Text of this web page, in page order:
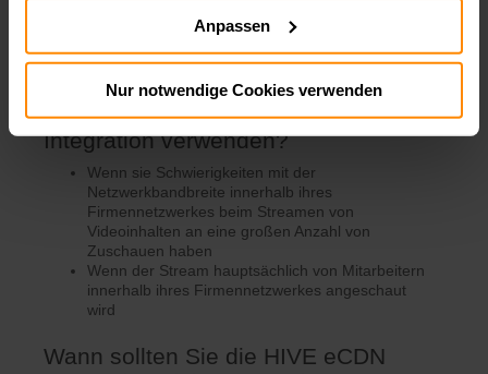
Anpassen
Nur notwendige Cookies verwenden
Wann sollten Sie die HIVE eCDN
Integration verwenden?
Wenn sie Schwierigkeiten mit der
Netzwerkbandbreite innerhalb ihres
Firmennetzwerkes beim Streamen von
Videoinhalten an eine großen Anzahl von
Zuschauen haben
Wenn der Stream hauptsächlich von Mitarbeitern
innerhalb ihres Firmennetzwerkes angeschaut
wird
Wann sollten Sie die HIVE eCDN